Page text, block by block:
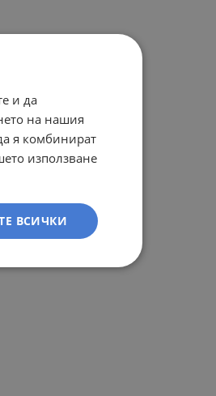
и да
на нашия
я комбинират
използване
ВСИЧКИ